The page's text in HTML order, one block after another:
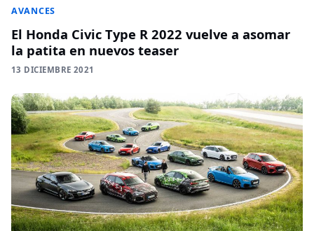
AVANCES
El Honda Civic Type R 2022 vuelve a asomar
la patita en nuevos teaser
13 DICIEMBRE 2021